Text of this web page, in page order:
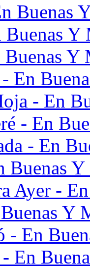
Buenas
Buenas
Y
En
- En
- En
- En
Buenas
Ayer -
Y
En
En